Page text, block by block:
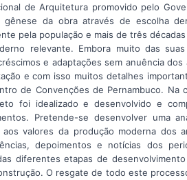
de Arquitetura promovido pelo
gênese da obra através de escolha
pela população e mais de três
relevante. Embora muito das
e adaptações sem anuência
e com isso muitos detalhes
de Convenções de Pernambuco.
foi idealizado e desenvolvido e
Pretende-se desenvolver uma
aos valores da produção moderna dos
depoimentos e notícias dos
diferentes etapas de
O resgate de todo este